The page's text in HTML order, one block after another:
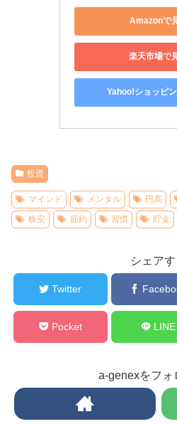
Amazonで
楽天市場で
Yahoo!ショッピ
投資
マインド メンタル 円高
株安
節約 習慣 貯金
シェアす
Twitter
Pocket LINE
a-genexをフォ